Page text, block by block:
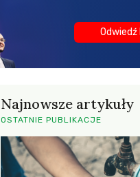
Odwiedź
Najnowsze artykuły
OSTATNIE PUBLIKACJE